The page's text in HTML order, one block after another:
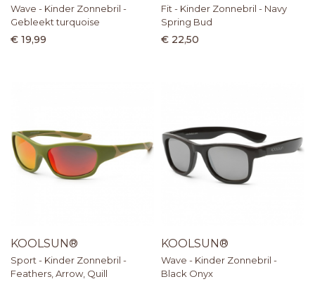
Wave - Kinder Zonnebril -
Gebleekt turquoise
€ 19,99
Fit - Kinder Zonnebril - Navy
Spring Bud
€ 22,50
KOOLSUN®
Sport - Kinder Zonnebril -
Feathers, Arrow, Quill
KOOLSUN®
Wave - Kinder Zonnebril -
Black Onyx